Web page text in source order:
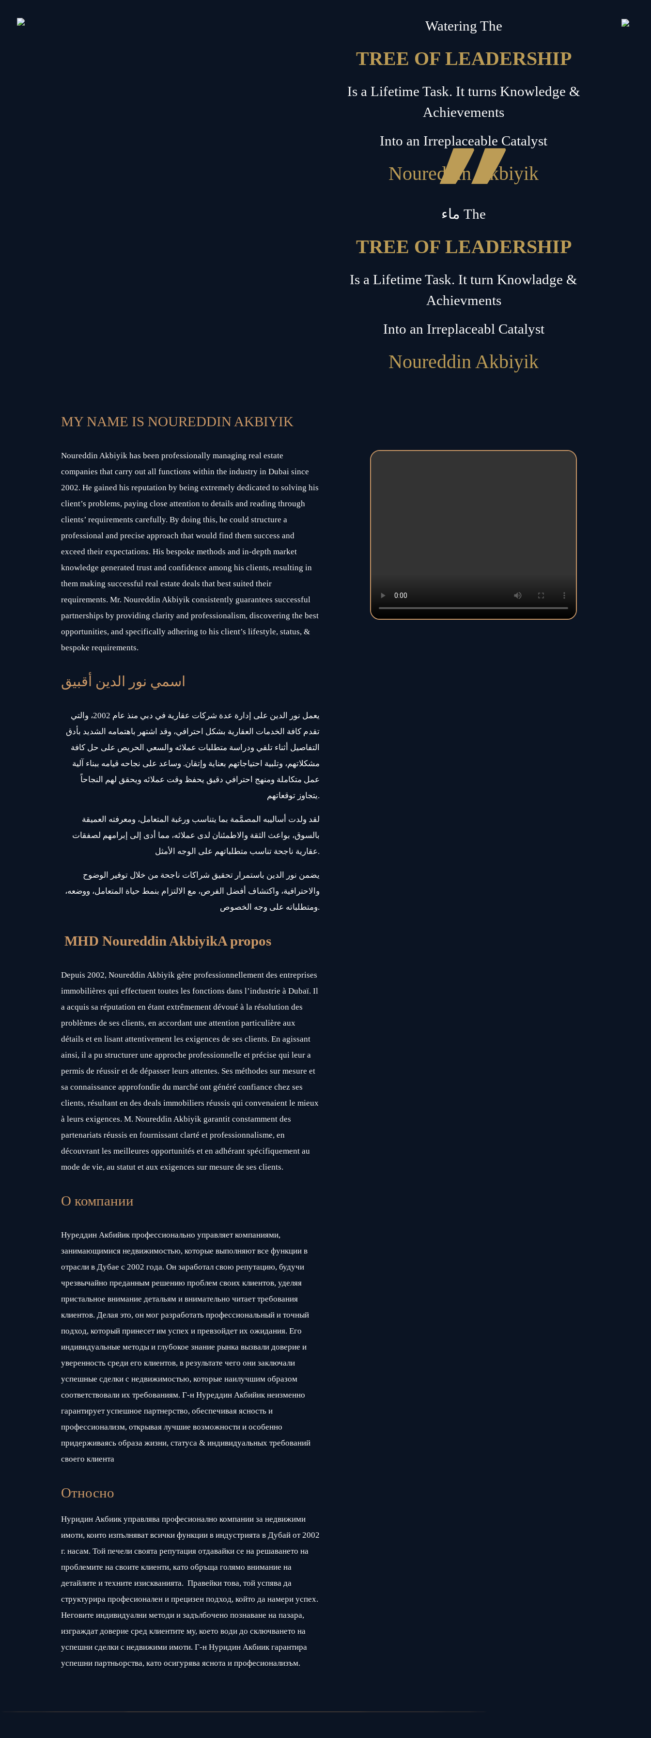
Watering The
TREE OF LEADERSHIP
Is a Lifetime Task. It turns Knowledge &
Achievements
Into an Irreplaceable Catalyst
Noureddin Akbiyik
”
ماء The
TREE OF LEADERSHIP
Is a Lifetime Task. It turn Knowladge &
Achievments
Into an Irreplaceabl Catalyst
Noureddin Akbiyik
MY NAME IS NOUREDDIN AKBIYIK
Noureddin Akbiyik has been professionally managing real estate
companies that carry out all functions within the industry in Dubai since
2002. He gained his reputation by being extremely dedicated to solving his
client’s problems, paying close attention to details and reading through
clients’ requirements carefully. By doing this, he could structure a
professional and precise approach that would find them success and
exceed their expectations. His bespoke methods and in-depth market
knowledge generated trust and confidence among his clients, resulting in
them making successful real estate deals that best suited their
requirements. Mr. Noureddin Akbiyik consistently guarantees successful
partnerships by providing clarity and professionalism, discovering the best
opportunities, and specifically adhering to his client’s lifestyle, status, &
bespoke requirements.
اسمي نور الدين أقبيق
يعمل نور الدين على إدارة عدة شركات عقارية في دبي منذ عام 2002، والتي
تقدم كافة الخدمات العقارية بشكل احترافي، وقد اشتهر باهتمامه الشديد بأدق
التفاصيل أثناء تلقي ودراسة متطلبات عملائه والسعي الحريص على حل كافة
مشكلاتهم، وتلبية احتياجاتهم بعناية وإتقان. وساعد على نجاحه قيامه ببناء آلية
عمل متكاملة ومنهج احترافي دقيق يحفظ وقت عملائه ويحقق لهم النجاحاً
يتجاوز توقعاتهم.
لقد ولدت أساليبه المصمَّمة بما يتناسب ورغبة المتعامل، ومعرفته العميقة
بالسوق، بواعث الثقة والاطمئنان لدى عملائه، مما أدى إلى إبرامهم لصفقات
عقارية ناجحة تناسب متطلباتهم على الوجه الأمثل.
يضمن نور الدين باستمرار تحقيق شراكات ناجحة من خلال توفير الوضوح
والاحترافية، واكتشاف أفضل الفرص، مع الالتزام بنمط حياة المتعامل، ووضعه،
ومتطلباته على وجه الخصوص.
MHD Noureddin AkbiyikA propos
Depuis 2002, Noureddin Akbiyik gère professionnellement des entreprises
immobilières qui effectuent toutes les fonctions dans l’industrie à Dubaï. Il
a acquis sa réputation en étant extrêmement dévoué à la résolution des
problèmes de ses clients, en accordant une attention particulière aux
détails et en lisant attentivement les exigences de ses clients. En agissant
ainsi, il a pu structurer une approche professionnelle et précise qui leur a
permis de réussir et de dépasser leurs attentes. Ses méthodes sur mesure et
sa connaissance approfondie du marché ont généré confiance chez ses
clients, résultant en des deals immobiliers réussis qui convenaient le mieux
à leurs exigences. M. Noureddin Akbiyik garantit constamment des
partenariats réussis en fournissant clarté et professionnalisme, en
découvrant les meilleures opportunités et en adhérant spécifiquement au
mode de vie, au statut et aux exigences sur mesure de ses clients.
О компании
Нуреддин Акбийик профессионально управляет компаниями,
занимающимися недвижимостью, которые выполняют все функции в
отрасли в Дубае с 2002 года. Он заработал свою репутацию, будучи
чрезвычайно преданным решению проблем своих клиентов, уделяя
пристальное внимание детальям и внимательно читает требования
клиентов. Делая это, он мог разработать профессиональный и точный
подход, который принесет им успех и превзойдет их ожидания. Его
индивидуальные методы и глубокое знание рынка вызвали доверие и
уверенность среди его клиентов, в результате чего они заключали
успешные сделки с недвижимостью, которые наилучшим образом
соответствовали их требованиям. Г-н Нуреддин Акбийик неизменно
гарантирует успешное партнерство, обеспечивая ясность и
профессионализм, открывая лучшие возможности и особенно
придерживаясь образа жизни, статуса & индивидуальных требований
своего клиента
Относно
Нуридин Акбиик управлява професионално компании за недвижими
имоти, които изпълняват всички функции в индустрията в Дубай от 2002
г. насам. Той печели своята репутация отдавайки се на решаването на
проблемите на своите клиенти, като обръща голямо внимание на
детайлите и техните изискванията. Правейки това, той успява да
структурира професионален и прецизен подход, който да намери успех.
Неговите индивидуални методи и задълбочено познаване на пазара,
изграждат доверие сред клиентите му, което води до сключването на
успешни сделки с недвижими имоти. Г-н Нуридин Акбиик гарантира
успешни партньорства, като осигурява яснота и професионализъм.